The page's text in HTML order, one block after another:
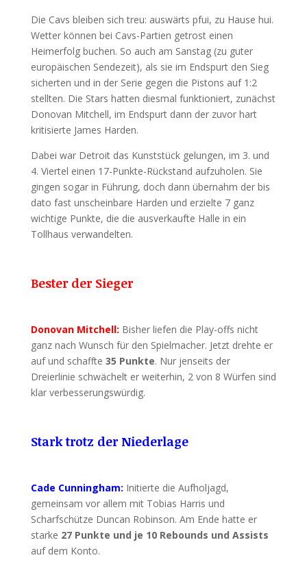
Die Cavs bleiben sich treu: auswärts pfui, zu Hause hui.
Wetter können bei Cavs-Partien getrost einen
Heimerfolg buchen. So auch am Sanstag (zu guter
europäischen Sendezeit), als sie im Endspurt den Sieg
sicherten und in der Serie gegen die Pistons auf 1:2
stellten. Die Stars hatten diesmal funktioniert, zunächst
Donovan Mitchell, im Endspurt dann der zuvor hart
kritisierte James Harden.
Dabei war Detroit das Kunststück gelungen, im 3. und
4. Viertel einen 17-Punkte-Rückstand aufzuholen. Sie
gingen sogar in Führung, doch dann übernahm der bis
dato fast unscheinbare Harden und erzielte 7 ganz
wichtige Punkte, die die ausverkaufte Halle in ein
Tollhaus verwandelten.
Bester der Sieger
Donovan Mitchell: Bisher liefen die Play-offs nicht
ganz nach Wunsch für den Spielmacher. Jetzt drehte er
auf und schaffte 35 Punkte. Nur jenseits der
Dreierlinie schwächelt er weiterhin, 2 von 8 Würfen sind
klar verbesserungswürdig.
Stark trotz der Niederlage
Cade Cunningham: Initierte die Aufholjagd,
gemeinsam vor allem mit Tobias Harris und
Scharfschütze Duncan Robinson. Am Ende hatte er
starke 27 Punkte und je 10 Rebounds und Assists
auf dem Konto.